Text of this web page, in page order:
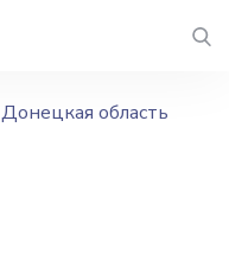
Донецкая область